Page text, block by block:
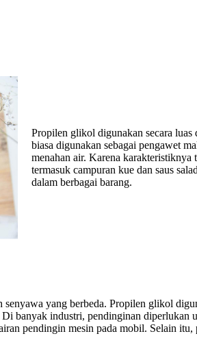
Propilen glikol digunakan secara luas
biasa digunakan sebagai pengawet
menahan air. Karena
termasuk campuran kue dan saus
dalam berbagai barang.
yang berbeda. Propilen glikol
banyak industri, pendinginan diperlukan
pendingin mesin pada mobil. Selain itu,